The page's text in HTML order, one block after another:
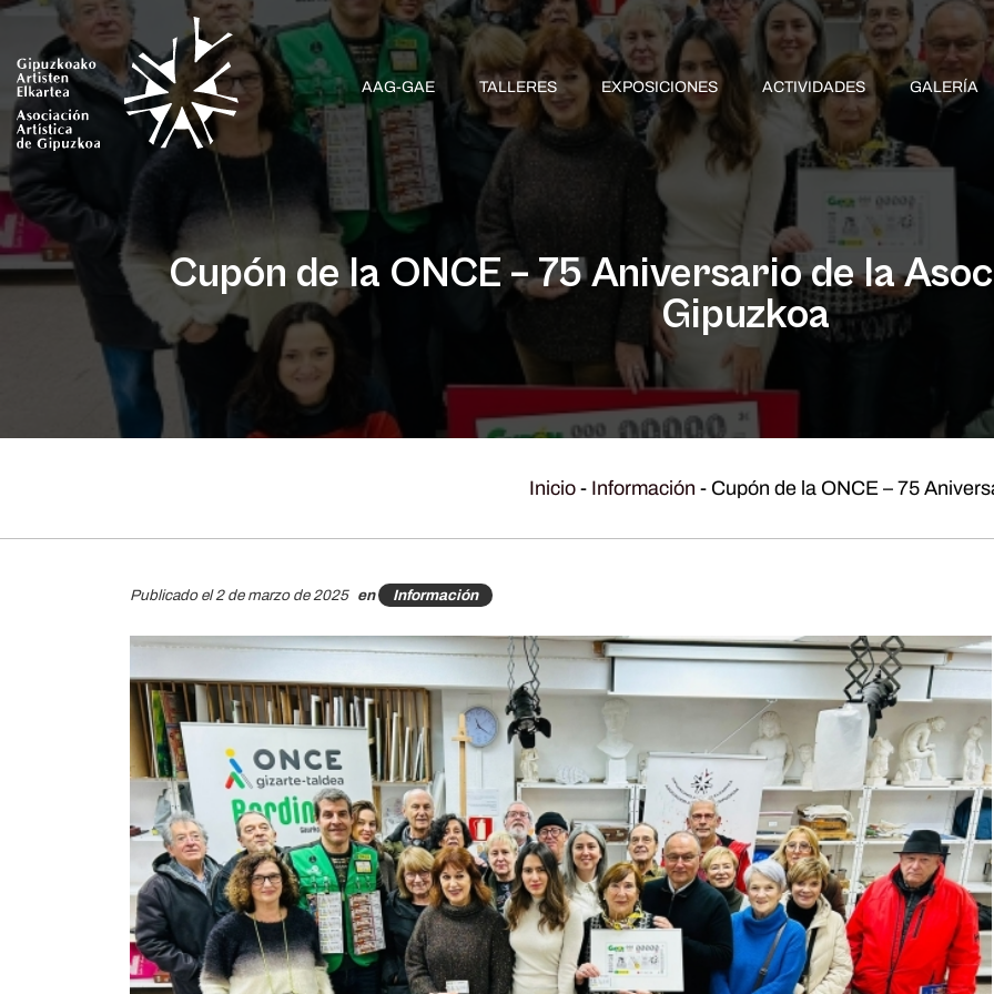
AAG-GAE TALLERES EXPOSICIONES ACTIVIDADES GALERÍA
Cupón de la ONCE – 75 Aniversario de la
Gipuzkoa
Inicio - Información - Cupón de la ONCE – 75
Publicado el 2 de marzo de 2025 en Información